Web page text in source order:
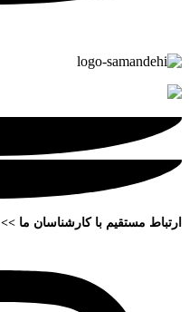
ارتباط مستقیم با کارشناسان ما >>